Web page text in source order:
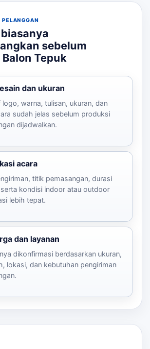
sebelum
Tepuk
dan ukuran
logo, warna, tulisan, ukuran, dan
sudah jelas sebelum produksi
dijadwalkan.
acara
titik pemasangan, durasi
kondisi indoor atau outdoor
lebih tepat.
dan layanan
dikonfirmasi berdasarkan ukuran,
lokasi, dan kebutuhan pengiriman